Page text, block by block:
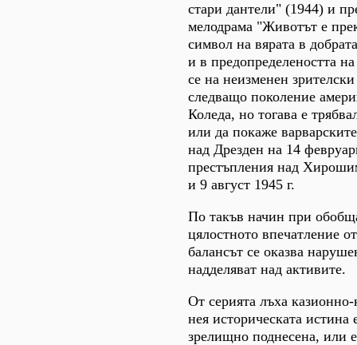
стари дантели" (1944) и
мелодрама "Животът е
символ на вярата в
и в предопределеността
се на неизменен
следващо поколение
Коледа, но тогава е
или да покаже
над Дрезден на 14
престъпления над
и 9 август 1945 г.
По такъв начин при
цялостното впечатление
балансът се оказва
надделяват над активите.
От серията лъха
нея историческата
зрелищно поднесена, или